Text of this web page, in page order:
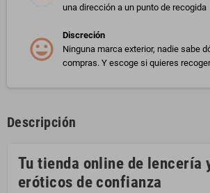
una dirección a un punto de recogida
Discreción
Ninguna marca exterior, nadie sabe
compras. Y escoge si quieres
Descripción
Tu tienda online de lencería
eróticos de confianza